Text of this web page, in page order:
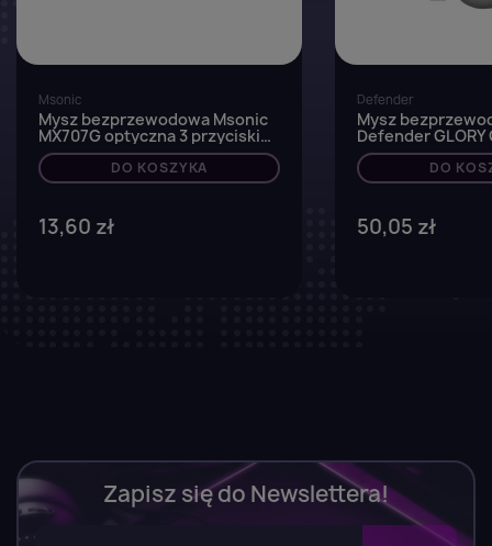
Msonic
Mysz bezprzewodowa Msonic
MX707G optyczna 3 przyciski
1000dpi zielona
DO KOSZYKA
13,60 zł
Defender
Mysz
Defender GLORY
optyczna
AKUMULATOR 7
Gaming
DO
50,05 zł
Zapisz się do Newslettera!